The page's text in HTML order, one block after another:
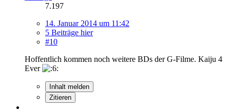
7.197
14. Januar 2014 um 11:42
5 Beiträge hier
#10
Hoffentlich kommen noch weitere BDs der G-Filme. Kaiju 4
Ever
Inhalt melden
Zitieren